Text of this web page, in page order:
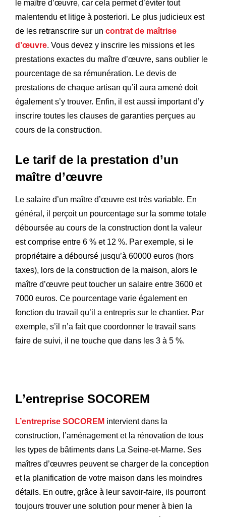
le maître d’œuvre, car cela permet d’éviter tout
malentendu et litige à posteriori. Le plus judicieux est
de les retranscrire sur un contrat de maîtrise
d’œuvre. Vous devez y inscrire les missions et les
prestations exactes du maître d’œuvre, sans oublier le
pourcentage de sa rémunération. Le devis de
prestations de chaque artisan qu’il aura amené doit
également s’y trouver. Enfin, il est aussi important d’y
inscrire toutes les clauses de garanties perçues au
cours de la construction.
Le tarif de la prestation d’un
maître d’œuvre
Le salaire d’un maître d’œuvre est très variable. En
général, il perçoit un pourcentage sur la somme totale
déboursée au cours de la construction dont la valeur
est comprise entre 6 % et 12 %. Par exemple, si le
propriétaire a déboursé jusqu’à 60000 euros (hors
taxes), lors de la construction de la maison, alors le
maître d’œuvre peut toucher un salaire entre 3600 et
7000 euros. Ce pourcentage varie également en
fonction du travail qu’il a entrepris sur le chantier. Par
exemple, s’il n’a fait que coordonner le travail sans
faire de suivi, il ne touche que dans les 3 à 5 %.
L’entreprise SOCOREM
L’entreprise SOCOREM intervient dans la
construction, l’aménagement et la rénovation de tous
les types de bâtiments dans La Seine-et-Marne. Ses
maîtres d’œuvres peuvent se charger de la conception
et la planification de votre maison dans les moindres
détails. En outre, grâce à leur savoir-faire, ils pourront
toujours trouver une solution pour mener à bien la